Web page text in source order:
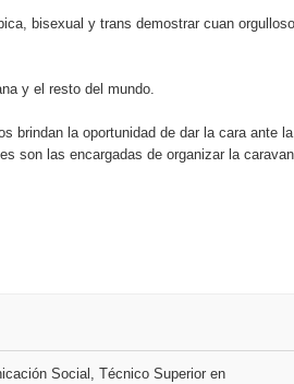
la seguridad alimentaria
del Ahorro y la Inversión
primera empresa del sector con
Artificial y reduce el proceso
bisexual y trans demostrar cuan
y el resto del mundo.
brindan la oportunidad de dar la cara ante la
son las encargadas de organizar la
Social, Técnico Superior en